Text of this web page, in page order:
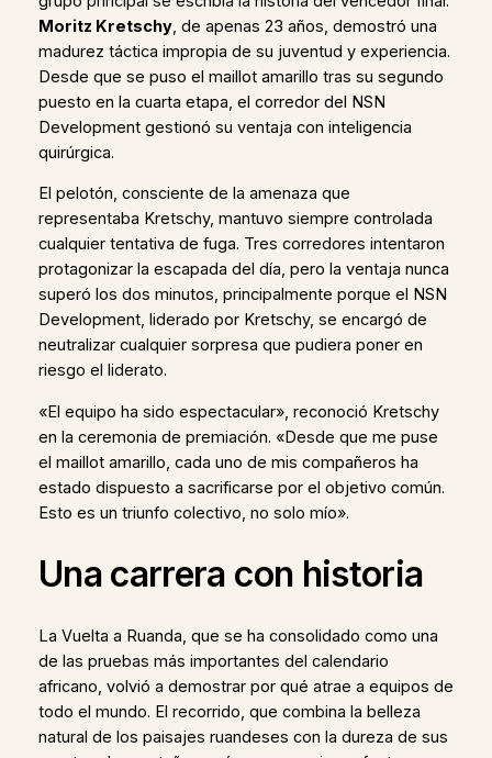
Moritz Kretschy, de apenas 23 años, demostró una
madurez táctica impropia de su juventud y experiencia.
Desde que se puso el maillot amarillo tras su segundo
puesto en la cuarta etapa, el corredor del NSN
Development gestionó su ventaja con inteligencia
quirúrgica.
El pelotón, consciente de la amenaza que
representaba Kretschy, mantuvo siempre controlada
cualquier tentativa de fuga. Tres corredores intentaron
protagonizar la escapada del día, pero la ventaja nunca
superó los dos minutos, principalmente porque el NSN
Development, liderado por Kretschy, se encargó de
neutralizar cualquier sorpresa que pudiera poner en
riesgo el liderato.
«El equipo ha sido espectacular», reconoció Kretschy
en la ceremonia de premiación. «Desde que me puse
el maillot amarillo, cada uno de mis compañeros ha
estado dispuesto a sacrificarse por el objetivo común.
Esto es un triunfo colectivo, no solo mío».
Una carrera con historia
La Vuelta a Ruanda, que se ha consolidado como una
de las pruebas más importantes del calendario
africano, volvió a demostrar por qué atrae a equipos de
todo el mundo. El recorrido, que combina la belleza
natural de los paisajes ruandeses con la dureza de sus